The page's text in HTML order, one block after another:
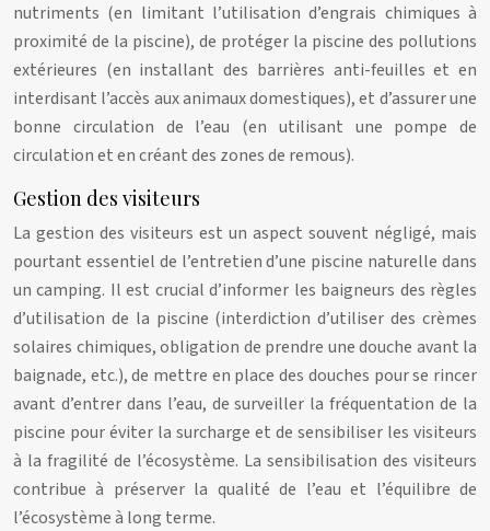
nutriments (en limitant l’utilisation d’engrais chimiques à
proximité de la piscine), de protéger la piscine des pollutions
extérieures (en installant des barrières anti-feuilles et en
interdisant l’accès aux animaux domestiques), et d’assurer une
bonne circulation de l’eau (en utilisant une pompe de
circulation et en créant des zones de remous).
Gestion des visiteurs
La gestion des visiteurs est un aspect souvent négligé, mais
pourtant essentiel de l’entretien d’une piscine naturelle dans
un camping. Il est crucial d’informer les baigneurs des règles
d’utilisation de la piscine (interdiction d’utiliser des crèmes
solaires chimiques, obligation de prendre une douche avant la
baignade, etc.), de mettre en place des douches pour se rincer
avant d’entrer dans l’eau, de surveiller la fréquentation de la
piscine pour éviter la surcharge et de sensibiliser les visiteurs
à la fragilité de l’écosystème. La sensibilisation des visiteurs
contribue à préserver la qualité de l’eau et l’équilibre de
l’écosystème à long terme.